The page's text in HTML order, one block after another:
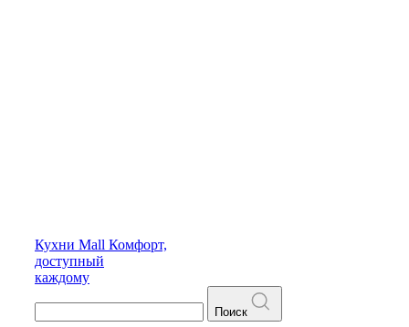
Кухни Mall Комфорт,
доступный
каждому
Поиск